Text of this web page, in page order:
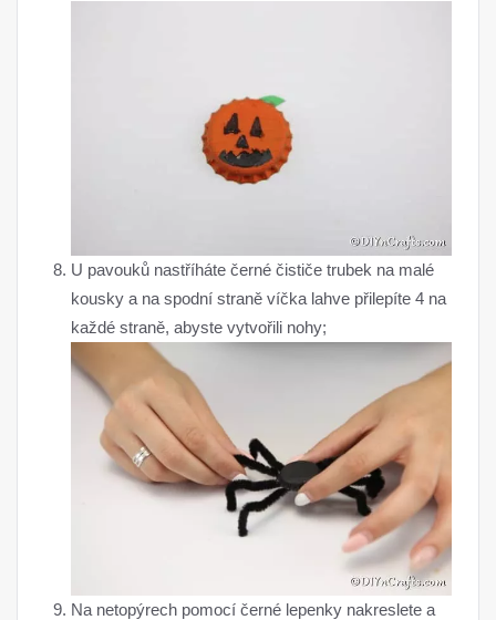
U pavouků nastříháte černé čističe trubek na malé
kousky a na spodní straně víčka lahve přilepíte 4 na
každé straně, abyste vytvořili nohy;
Na netopýrech pomocí černé lepenky nakreslete a